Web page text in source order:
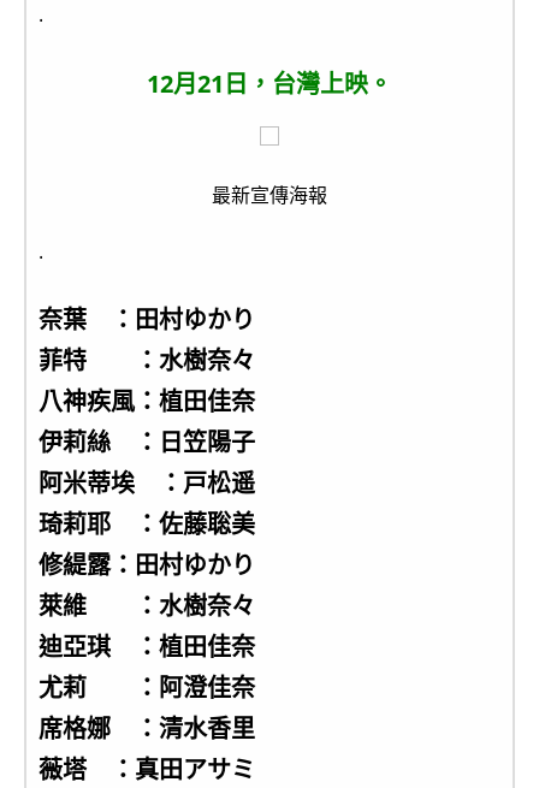
.
12月21日，台灣上映。
最新宣傳海報
.
奈葉 ：田村ゆかり
菲特 ：水樹奈々
八神疾風：植田佳奈
伊莉絲 ：日笠陽子
阿米蒂埃 ：戸松遥
琦莉耶 ：佐藤聡美
修緹露：田村ゆかり
萊維 ：水樹奈々
迪亞琪 ：植田佳奈
尤莉 ：阿澄佳奈
席格娜 ：清水香里
薇塔 ：真田アサミ